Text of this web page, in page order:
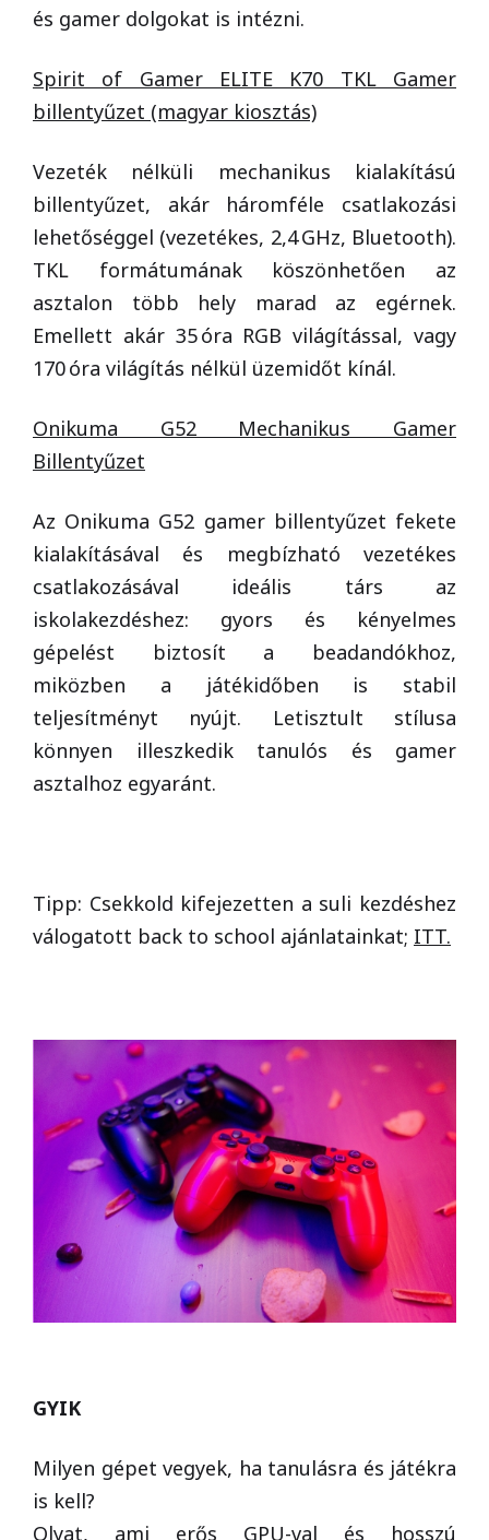
és gamer dolgokat is intézni.
Spirit of Gamer ELITE K70 TKL Gamer
billentyűzet (magyar kiosztás)
Vezeték nélküli mechanikus kialakítású
billentyűzet, akár háromféle csatlakozási
lehetőséggel (vezetékes, 2,4 GHz, Bluetooth).
TKL formátumának köszönhetően az
asztalon több hely marad az egérnek.
Emellett akár 35 óra RGB világítással, vagy
170 óra világítás nélkül üzemidőt kínál.
Onikuma G52 Mechanikus Gamer
Billentyűzet
Az Onikuma G52 gamer billentyűzet fekete
kialakításával és megbízható vezetékes
csatlakozásával ideális társ az
iskolakezdéshez: gyors és kényelmes
gépelést biztosít a beadandókhoz,
miközben a játékidőben is stabil
teljesítményt nyújt. Letisztult stílusa
könnyen illeszkedik tanulós és gamer
asztalhoz egyaránt.
Tipp: Csekkold kifejezetten a suli kezdéshez
válogatott back to school ajánlatainkat; ITT.
GYIK
Milyen gépet vegyek, ha tanulásra és játékra
is kell?
Olyat, ami erős GPU-val és hosszú